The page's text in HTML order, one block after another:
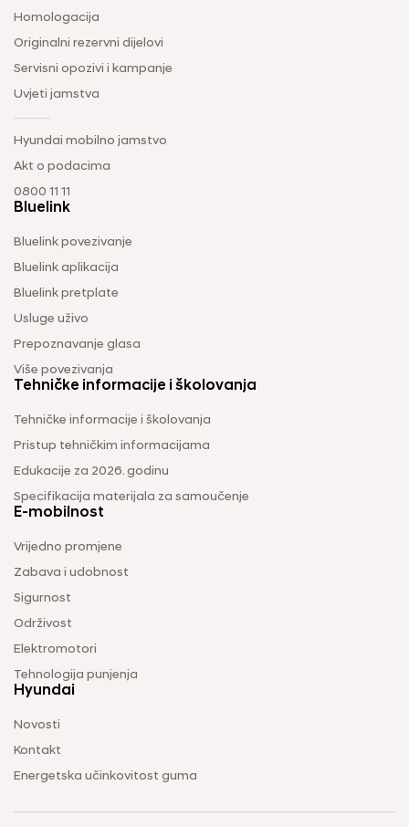
Homologacija
Originalni rezervni dijelovi
Servisni opozivi i kampanje
Uvjeti jamstva
Hyundai mobilno jamstvo
Akt o podacima
0800 11 11
Bluelink
Bluelink povezivanje
Bluelink aplikacija
Bluelink pretplate
Usluge uživo
Prepoznavanje glasa
Više povezivanja
Tehničke informacije i školovanja
Tehničke informacije i školovanja
Pristup tehničkim informacijama
Edukacije za 2026. godinu
Specifikacija materijala za samoučenje
E-mobilnost
Vrijedno promjene
Zabava i udobnost
Sigurnost
Održivost
Elektromotori
Tehnologija punjenja
Hyundai
Novosti
Kontakt
Energetska učinkovitost guma